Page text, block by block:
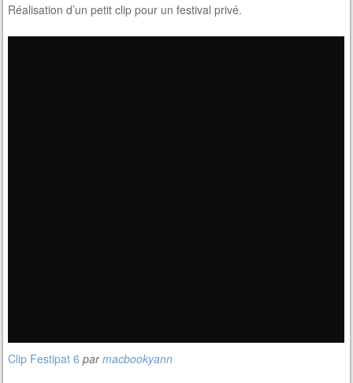
Réalisation d’un petit clip pour un festival privé.
Clip Festipat 6 parmacbookyann